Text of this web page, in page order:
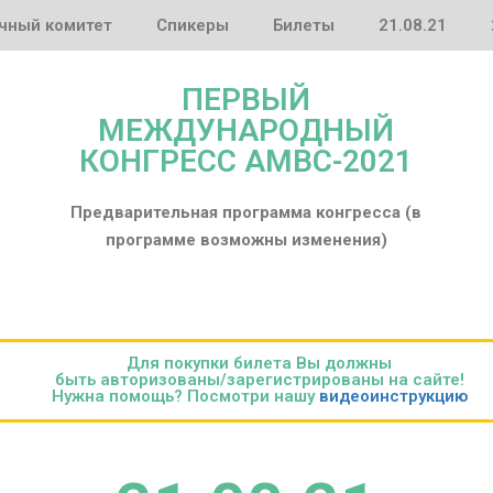
ПЕРВЫЙ
МЕЖДУНАРОДНЫЙ
КОНГРЕСС AMBC-2021
Предварительная программа конгресса (в
программе возможны изменения)
комитет Спикеры Билеты 21.08.21
Для покупки билета Вы должны
быть авторизованы/зарегистрированы на сайте!
Нужна помощь? Посмотри нашу видеоинструкцию